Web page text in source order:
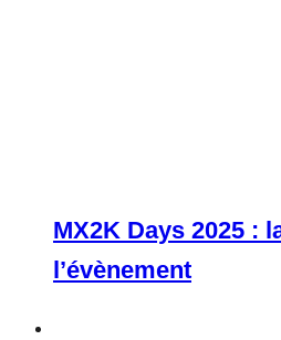
MX2K Days 2025 :
l’évènement